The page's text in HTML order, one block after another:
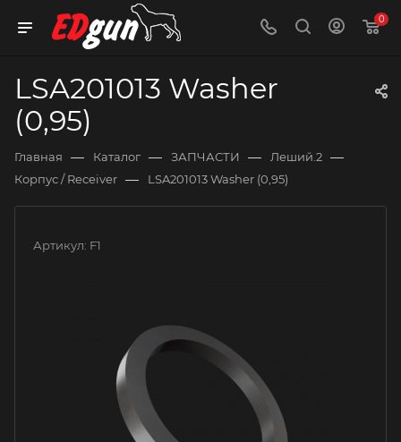
0
LSA201013 Washer
(0,95)
Главная — Каталог — ЗАПЧАСТИ — Леший.2 —
Корпус / Receiver — LSA201013 Washer (0,95)
Артикул: F1